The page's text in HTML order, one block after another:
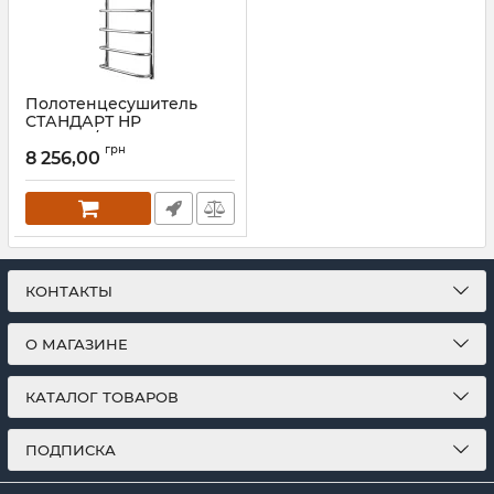
Полотенцесушитель
СТАНДАРТ НР
1100х530/500
Артикул:1.3.0203.01.P
8 256,00 грн
КОНТАКТЫ
О МАГАЗИНЕ
КАТАЛОГ ТОВАРОВ
ПОДПИСКА